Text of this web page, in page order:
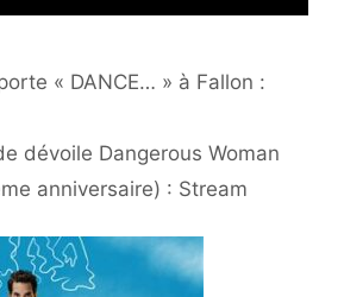
« DANCE… » à Fallon :
dévoile Dangerous Woman
anniversaire) : Stream